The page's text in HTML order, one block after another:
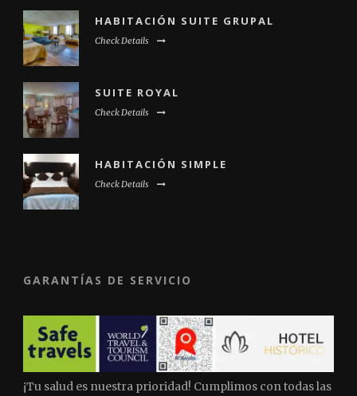
HABITACIÓN SUITE GRUPAL
Check Details
SUITE ROYAL
Check Details
HABITACIÓN SIMPLE
Check Details
GARANTÍAS DE SERVICIO
¡Tu salud es nuestra prioridad! Cumplimos con todas las